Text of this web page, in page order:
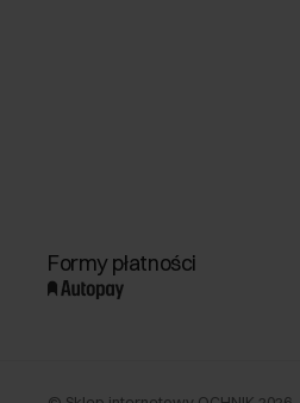
Formy płatności